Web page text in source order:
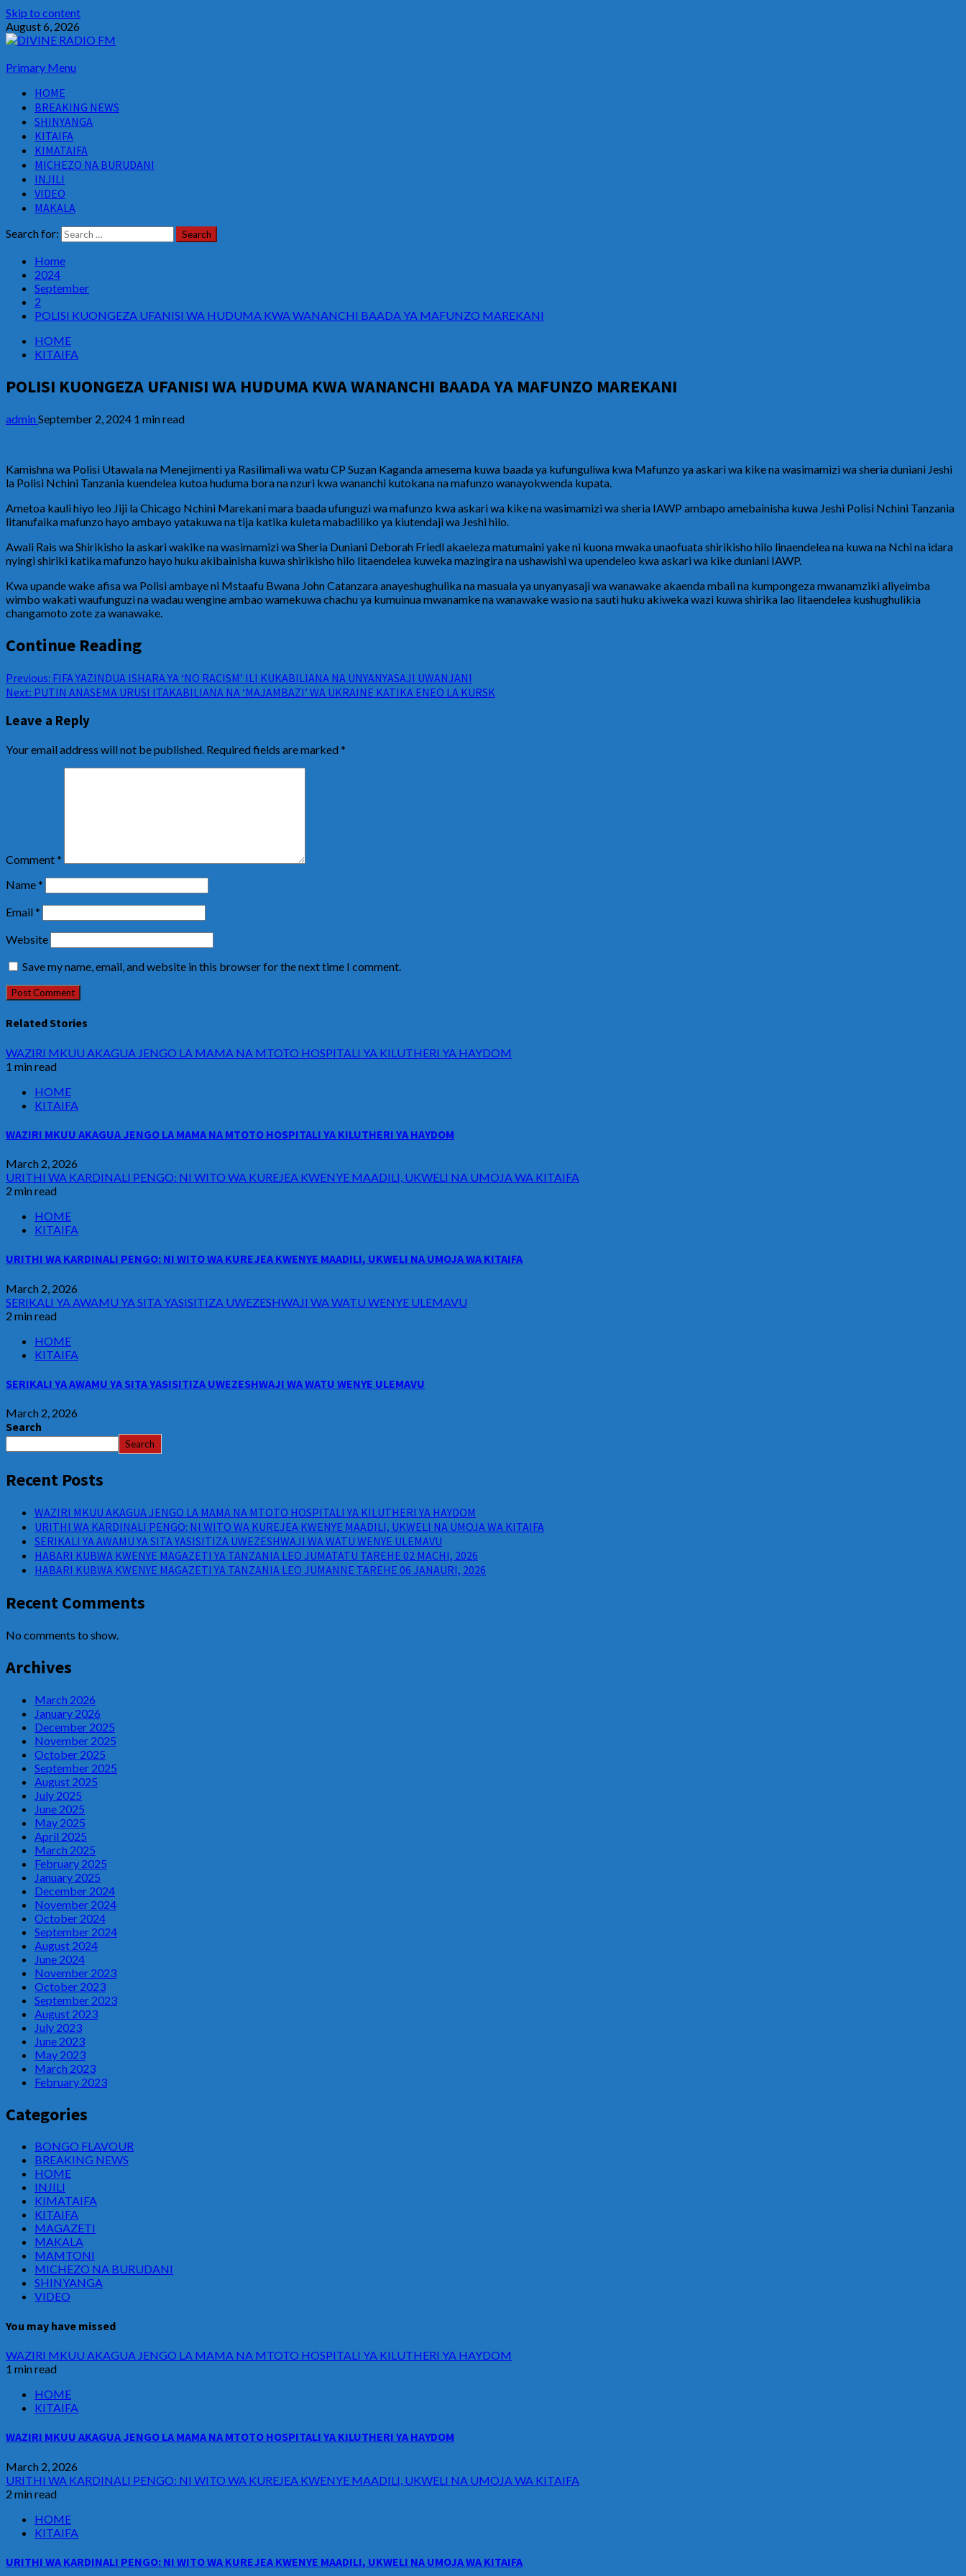
Skip to content
August 6, 2026
Primary Menu
HOME
BREAKING NEWS
SHINYANGA
KITAIFA
KIMATAIFA
MICHEZO NA BURUDANI
INJILI
VIDEO
MAKALA
Search for:
Home
2024
September
2
POLISI KUONGEZA UFANISI WA HUDUMA KWA WANANCHI BAADA YA MAFUNZO MAREKANI
HOME
KITAIFA
POLISI KUONGEZA UFANISI WA HUDUMA KWA WANANCHI BAADA YA MAFUNZO MAREKANI
admin September 2, 2024 1 min read
Kamishna wa Polisi Utawala na Menejimenti ya Rasilimali wa watu CP Suzan Kaganda amesema kuwa baada ya kufunguliwa kwa Mafunzo ya askari wa kike na wasimamizi wa sheria duniani Jeshi
la Polisi Nchini Tanzania kuendelea kutoa huduma bora na nzuri kwa wananchi kutokana na mafunzo wanayokwenda kupata.
Ametoa kauli hiyo leo Jiji la Chicago Nchini Marekani mara baada ufunguzi wa mafunzo kwa askari wa kike na wasimamizi wa sheria IAWP ambapo amebainisha kuwa Jeshi Polisi Nchini Tanzania
litanufaika mafunzo hayo ambayo yatakuwa na tija katika kuleta mabadiliko ya kiutendaji wa Jeshi hilo.
Awali Rais wa Shirikisho la askari wakike na wasimamizi wa Sheria Duniani Deborah Friedl akaeleza matumaini yake ni kuona mwaka unaofuata shirikisho hilo linaendelea na kuwa na Nchi na idara
nyingi shiriki katika mafunzo hayo huku akibainisha kuwa shirikisho hilo litaendelea kuweka mazingira na ushawishi wa upendeleo kwa askari wa kike duniani IAWP.
Kwa upande wake afisa wa Polisi ambaye ni Mstaafu Bwana John Catanzara anayeshughulika na masuala ya unyanyasaji wa wanawake akaenda mbali na kumpongeza mwanamziki aliyeimba
wimbo wakati waufunguzi na wadau wengine ambao wamekuwa chachu ya kumuinua mwanamke na wanawake wasio na sauti huku akiweka wazi kuwa shirika lao litaendelea kushughulikia
changamoto zote za wanawake.
Continue Reading
Previous: FIFA YAZINDUA ISHARA YA ‘NO RACISM’ ILI KUKABILIANA NA UNYANYASAJI UWANJANI
Next: PUTIN ANASEMA URUSI ITAKABILIANA NA ‘MAJAMBAZI’ WA UKRAINE KATIKA ENEO LA KURSK
Leave a Reply
Your email address will not be published. Required fields are marked*
Comment*
Name*
Email*
Website
Save my name, email, and website in this browser for the next time I comment.
Related Stories
WAZIRI MKUU AKAGUA JENGO LA MAMA NA MTOTO HOSPITALI YA KILUTHERI YA HAYDOM
1 min read
HOME
KITAIFA
WAZIRI MKUU AKAGUA JENGO LA MAMA NA MTOTO HOSPITALI YA KILUTHERI YA HAYDOM
March 2, 2026
URITHI WA KARDINALI PENGO: NI WITO WA KUREJEA KWENYE MAADILI, UKWELI NA UMOJA WA KITAIFA
2 min read
HOME
KITAIFA
URITHI WA KARDINALI PENGO: NI WITO WA KUREJEA KWENYE MAADILI, UKWELI NA UMOJA WA KITAIFA
March 2, 2026
SERIKALI YA AWAMU YA SITA YASISITIZA UWEZESHWAJI WA WATU WENYE ULEMAVU
2 min read
HOME
KITAIFA
SERIKALI YA AWAMU YA SITA YASISITIZA UWEZESHWAJI WA WATU WENYE ULEMAVU
March 2, 2026
Search
Search
Recent Posts
WAZIRI MKUU AKAGUA JENGO LA MAMA NA MTOTO HOSPITALI YA KILUTHERI YA HAYDOM
URITHI WA KARDINALI PENGO: NI WITO WA KUREJEA KWENYE MAADILI, UKWELI NA UMOJA WA KITAIFA
SERIKALI YA AWAMU YA SITA YASISITIZA UWEZESHWAJI WA WATU WENYE ULEMAVU
HABARI KUBWA KWENYE MAGAZETI YA TANZANIA LEO JUMATATU TAREHE 02 MACHI, 2026
HABARI KUBWA KWENYE MAGAZETI YA TANZANIA LEO JUMANNE TAREHE 06 JANAURI, 2026
Recent Comments
No comments to show.
Archives
March 2026
January 2026
December 2025
November 2025
October 2025
September 2025
August 2025
July 2025
June 2025
May 2025
April 2025
March 2025
February 2025
January 2025
December 2024
November 2024
October 2024
September 2024
August 2024
June 2024
November 2023
October 2023
September 2023
August 2023
July 2023
June 2023
May 2023
March 2023
February 2023
Categories
BONGO FLAVOUR
BREAKING NEWS
HOME
INJILI
KIMATAIFA
KITAIFA
MAGAZETI
MAKALA
MAMTONI
MICHEZO NA BURUDANI
SHINYANGA
VIDEO
You may have missed
WAZIRI MKUU AKAGUA JENGO LA MAMA NA MTOTO HOSPITALI YA KILUTHERI YA HAYDOM
1 min read
HOME
KITAIFA
WAZIRI MKUU AKAGUA JENGO LA MAMA NA MTOTO HOSPITALI YA KILUTHERI YA HAYDOM
March 2, 2026
URITHI WA KARDINALI PENGO: NI WITO WA KUREJEA KWENYE MAADILI, UKWELI NA UMOJA WA KITAIFA
2 min read
HOME
KITAIFA
URITHI WA KARDINALI PENGO: NI WITO WA KUREJEA KWENYE MAADILI, UKWELI NA UMOJA WA KITAIFA